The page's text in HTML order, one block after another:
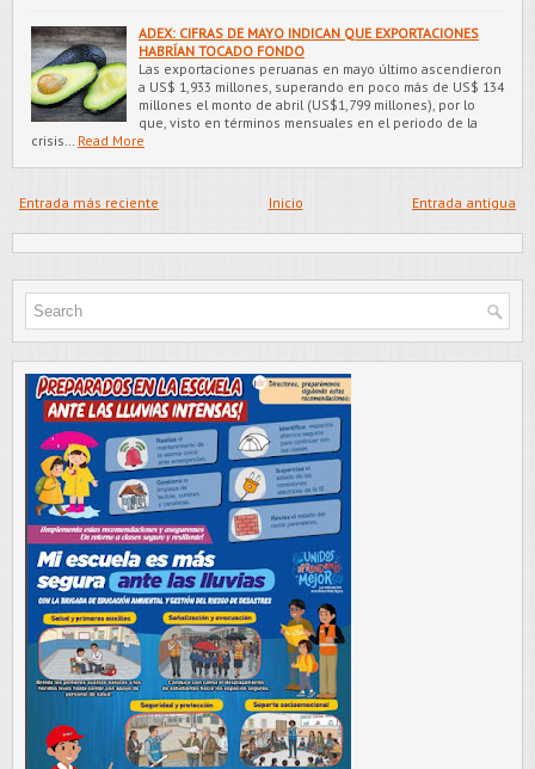
ADEX: CIFRAS DE MAYO INDICAN QUE EXPORTACIONES
HABRÍAN TOCADO FONDO
Las exportaciones peruanas en mayo último ascendieron
a US$ 1,933 millones, superando en poco más de US$ 134
millones el monto de abril (US$1,799 millones), por lo
que, visto en términos mensuales en el periodo de la
crisis…
Read More
Entrada más reciente Entrada antigua
Inicio